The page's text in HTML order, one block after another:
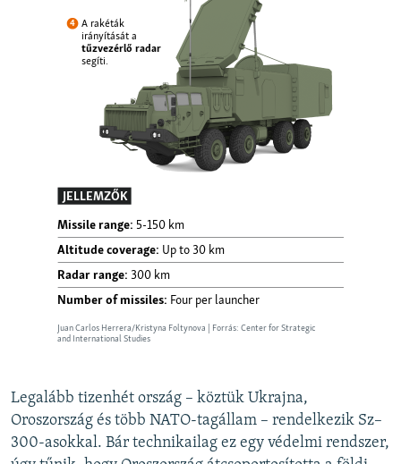
Legalább tizenhét ország – köztük Ukrajna,
Oroszország és több NATO-tagállam – rendelkezik Sz–
300-asokkal. Bár technikailag ez egy védelmi rendszer,